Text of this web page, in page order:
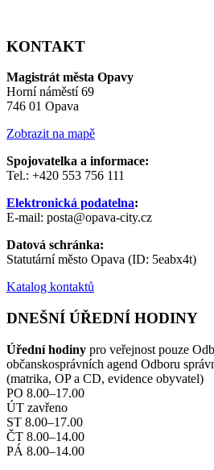
KONTAKT
Magistrát města Opavy
Horní náměstí 69
746 01 Opava
Zobrazit na mapě
Spojovatelka a informace:
Tel.: +420 553 756 111
Elektronická podatelna:
E-mail: posta@opava-city.cz
Datová schránka:
Statutární město Opava (ID: 5eabx4t)
Katalog kontaktů
DNEŠNÍ ÚŘEDNÍ HODINY
Úřední hodiny pro veřejnost pouze
občanskosprávních agend Odboru
(matrika, OP a CD, evidence obyvatel)
PO 8.00–17.00
ÚT zavřeno
ST 8.00–17.00
ČT 8.00–14.00
PÁ 8.00–14.00